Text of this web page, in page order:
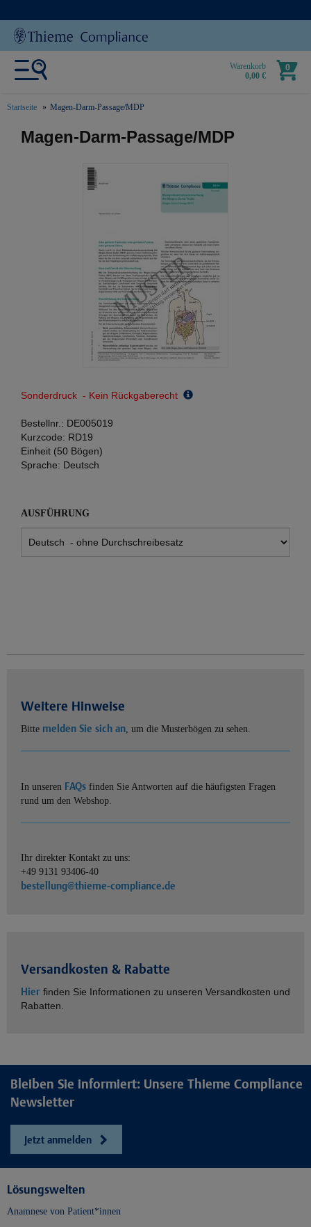
Warenkorb
0,00 €
0
Startseite Magen-Darm-Passage/MDP
text.skipToContent
text.skipToNavigation
Magen-Darm-Passage/MDP
Sonderdruck - Kein Rückgaberecht
Bestellnr.: DE005019
Kurzcode: RD19
Einheit (50 Bögen)
Sprache: Deutsch
AUSFÜHRUNG
Weitere Hinweise
Bitte melden Sie sich an, um die Musterbögen zu sehen.
In unseren FAQs finden Sie Antworten auf die häufigsten Fragen
rund um den Webshop.
Ihr direkter Kontakt zu uns:
+49 9131 93406-40
bestellung@thieme-compliance.de
Versandkosten & Rabatte
Hier finden Sie Informationen zu unseren Versandkosten und
Rabatten.
Bleiben Sie informiert: Unsere Thieme Compliance
Newsletter
Jetzt anmelden
Lösungswelten
Anamnese von Patient*innen